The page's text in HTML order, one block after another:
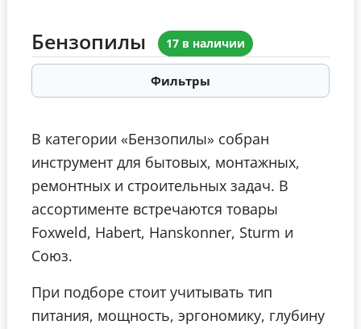
Бензопилы 17 в наличии
Фильтры
В категории «Бензопилы» собран
инструмент для бытовых, монтажных,
ремонтных и строительных задач. В
ассортименте встречаются товары
Foxweld, Habert, Hanskonner, Sturm и
Союз.
При подборе стоит учитывать тип
питания, мощность, эргономику, глубину